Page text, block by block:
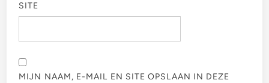
SITE
MIJN NAAM, E-MAIL EN SITE OPSLAAN IN DEZE